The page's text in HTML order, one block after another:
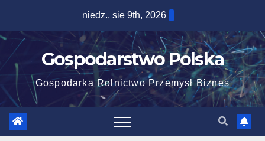
content
niedz.. sie 9th, 2026
Gospodarstwo Polska
Gospodarka Rolnictwo Przemysł Biznes